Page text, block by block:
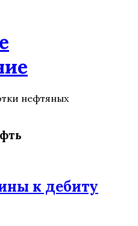
нефтяных
к дебиту